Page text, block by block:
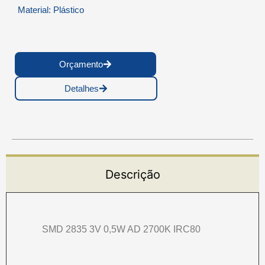
Material: Plástico
Orçamento
Detalhes
Descrição
SMD 2835 3V 0,5W AD 2700K IRC80